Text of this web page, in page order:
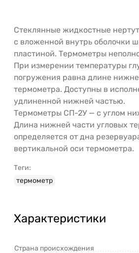
Стеклянные жидкостные
с вложенной внутрь оболочки
пластиной. Термометры
При измерении температуры
погружения равна длине
термометра. Доступны в
удлиненной нижней частью.
Термометры СП-2У — с углом
Длина нижней части угловых
определяется от дна
вертикальной оси термометра.
Теги:
термометр
Характеристики
Страна происхождения